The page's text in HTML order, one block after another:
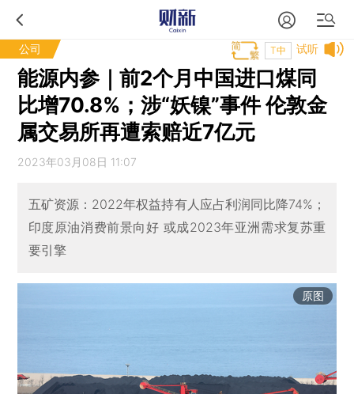
公司 试听
T中
能源内参｜前2个月中国进口煤同
比增70.8%；涉“妖镍”事件 伦敦金
属交易所再遭索赔近7亿元
2023年03月08日 11:07
五矿资源：2022年权益持有人应占利润同比降74%；
印度原油消费前景向好 或成2023年亚洲需求复苏重
要引擎
原图